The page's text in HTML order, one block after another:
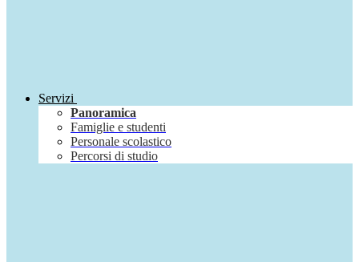
Servizi
Panoramica
Famiglie e studenti
Personale scolastico
Percorsi di studio